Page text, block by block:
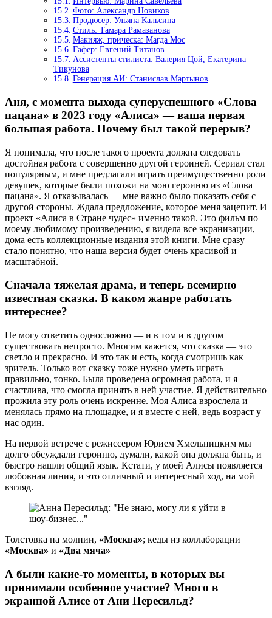
Фото: Александр Новиков
Продюсер: Ульяна Кальсина
Стиль: Тамара Рамазанова
Макияж, прическа: Магда Мос
Гафер: Евгений Титанов
Ассистенты стилиста: Валерия Цой, Екатерина
Тикунова
Генерация АИ: Станислав Мартынов
Аня, с момента выхода суперуспешного «Слова
пацана» в 2023 году «Алиса» — ваша первая
большая работа. Почему был такой перерыв?
Я понимала, что после такого проекта должна следовать
достойная работа с совершенно другой героиней. Сериал стал
популярным, и мне предлагали играть преимущественно роли
девушек, которые были похожи на мою героиню из «Слова
пацана». Я отказывалась — мне важно было показать себя с
другой стороны. Ждала предложение, которое меня зацепит. И
проект «Алиса в Стране чудес» именно такой. Это фильм по
моему любимому произведению, я видела все экранизации,
дома есть коллекционные издания этой книги. Мне сразу
стало понятно, что наша версия будет очень красивой и
масштабной.
Сначала тяжелая драма, и теперь всемирно
известная сказка. В каком жанре работать
интереснее?
Не могу ответить односложно — и в том и в другом
существовать непросто. Многим кажется, что сказка — это
светло и прекрасно. И это так и есть, когда смотришь как
зритель. Только вот сказку тоже нужно уметь играть
правильно, тонко. Была проведена огромная работа, и я
счастлива, что смогла принять в ней участие. Я действительно
прожила эту роль очень искренне. Моя Алиса взрослела и
менялась прямо на площадке, и я вместе с ней, ведь возраст у
нас один.
На первой встрече с режиссером Юрием Хмельницким мы
долго обсуждали героиню, думали, какой она должна быть, и
быстро нашли общий язык. Кстати, у моей Алисы появляется
любовная линия, и это отличный и интересный ход, на мой
взгляд.
Толстовка на молнии, «Москва»; кеды из коллаборации
«Москва» и «Два мяча»
А были какие-то моменты, в которых вы
принимали особенное участие? Много в
экранной Алисе от Ани Пересильд?